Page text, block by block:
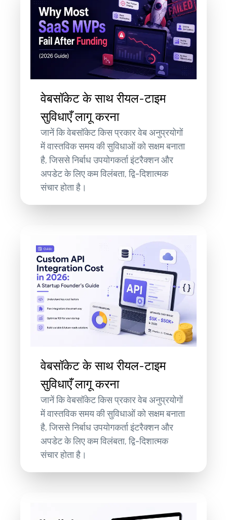
वेबसॉकेट के साथ रीयल-टाइम
सुविधाएँ लागू करना
जानें कि वेबसॉकेट किस प्रकार वेब अनुप्रयोगों
में वास्तविक समय की सुविधाओं को सक्षम बनाता
है, जिससे निर्बाध उपयोगकर्ता इंटरैक्शन और
अपडेट के लिए कम विलंबता, द्वि-दिशात्मक
संचार होता है।
वेबसॉकेट के साथ रीयल-टाइम
सुविधाएँ लागू करना
जानें कि वेबसॉकेट किस प्रकार वेब अनुप्रयोगों
में वास्तविक समय की सुविधाओं को सक्षम बनाता
है, जिससे निर्बाध उपयोगकर्ता इंटरैक्शन और
अपडेट के लिए कम विलंबता, द्वि-दिशात्मक
संचार होता है।